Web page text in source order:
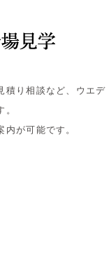
積り相談など、ウエデ
が可能です。